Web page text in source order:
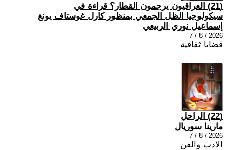
(21) العراقيون يرجمون القطار؟ قراءة في
سيكولوجيا الظل الجمعي بمنظور كارل غوستاف يونغ
إسماعيل نوري الربيعي
2026 / 8 / 7
قضايا ثقافية
(22) الراحل
مارينا سوريال
2026 / 8 / 7
الادب والفن